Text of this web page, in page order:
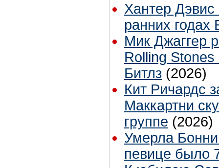
Хантер Дэвис
ранних годах
Мик Джаггер
Rolling Stones
Битлз (2026)
Кит Ричардс
Маккартни
группе (2026)
Умерла
певице было